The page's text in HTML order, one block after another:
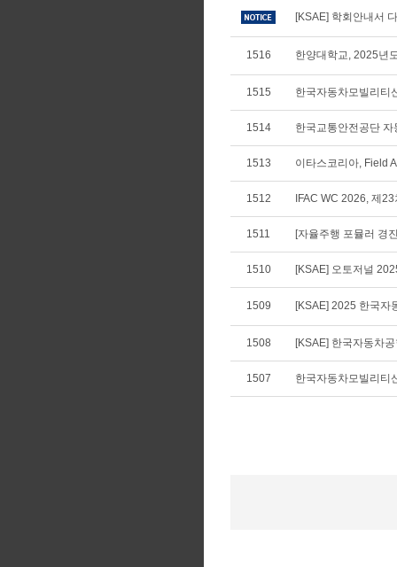
[KSAE] 학회안내서
1516 한양대학교, 2025년
1515 한국자동차모빌리티
1514 한국교통안전공단
1513 이타스코리아, Field
1512 IFAC WC 2026, 제
1511 [자율주행 포뮬러 경
1510 [KSAE] 오토저널
1509 [KSAE] 2025 한국자
1508 [KSAE] 한국자동차
1507 한국자동차모빌리티